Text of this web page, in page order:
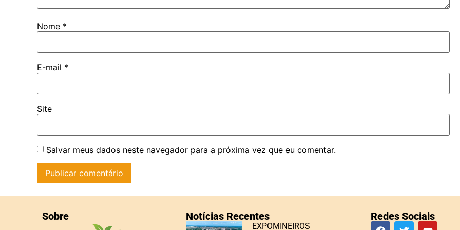
Nome *
E-mail *
Site
Salvar meus dados neste navegador para a próxima vez que eu comentar.
Sobre Notícias Recentes
EXPOMINEIROS
Redes Sociais